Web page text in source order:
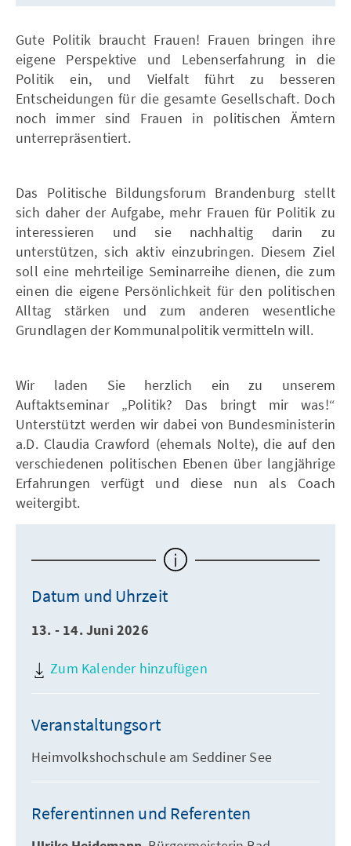
Gute Politik braucht Frauen! Frauen bringen ihre
eigene Perspektive und Lebenserfahrung in die
Politik ein, und Vielfalt führt zu besseren
Entscheidungen für die gesamte Gesellschaft. Doch
noch immer sind Frauen in politischen Ämtern
unterrepräsentiert.
Das Politische Bildungsforum Brandenburg stellt
sich daher der Aufgabe, mehr Frauen für Politik zu
interessieren und sie nachhaltig darin zu
unterstützen, sich aktiv einzubringen. Diesem Ziel
soll eine mehrteilige Seminarreihe dienen, die zum
einen die eigene Persönlichkeit für den politischen
Alltag stärken und zum anderen wesentliche
Grundlagen der Kommunalpolitik vermitteln will.
Wir laden Sie herzlich ein zu unserem
Auftaktseminar „Politik? Das bringt mir was!“
Unterstützt werden wir dabei von Bundesministerin
a.D. Claudia Crawford (ehemals Nolte), die auf den
verschiedenen politischen Ebenen über langjährige
Erfahrungen verfügt und diese nun als Coach
weitergibt.
Datum und Uhrzeit
13. - 14. Juni 2026
Zum Kalender hinzufügen
Veranstaltungsort
Heimvolkshochschule am Seddiner See
Referentinnen und Referenten